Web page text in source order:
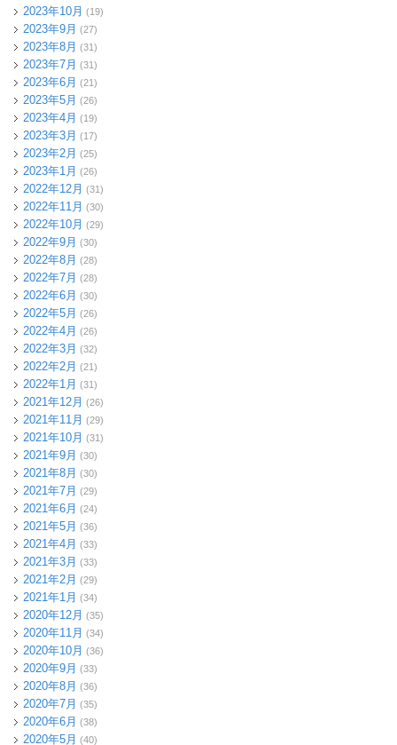
2023年10月 (19)
2023年9月 (27)
2023年8月 (31)
2023年7月 (31)
2023年6月 (21)
2023年5月 (26)
2023年4月 (19)
2023年3月 (17)
2023年2月 (25)
2023年1月 (26)
2022年12月 (31)
2022年11月 (30)
2022年10月 (29)
2022年9月 (30)
2022年8月 (28)
2022年7月 (28)
2022年6月 (30)
2022年5月 (26)
2022年4月 (26)
2022年3月 (32)
2022年2月 (21)
2022年1月 (31)
2021年12月 (26)
2021年11月 (29)
2021年10月 (31)
2021年9月 (30)
2021年8月 (30)
2021年7月 (29)
2021年6月 (24)
2021年5月 (36)
2021年4月 (33)
2021年3月 (33)
2021年2月 (29)
2021年1月 (34)
2020年12月 (35)
2020年11月 (34)
2020年10月 (36)
2020年9月 (33)
2020年8月 (36)
2020年7月 (35)
2020年6月 (38)
2020年5月 (40)